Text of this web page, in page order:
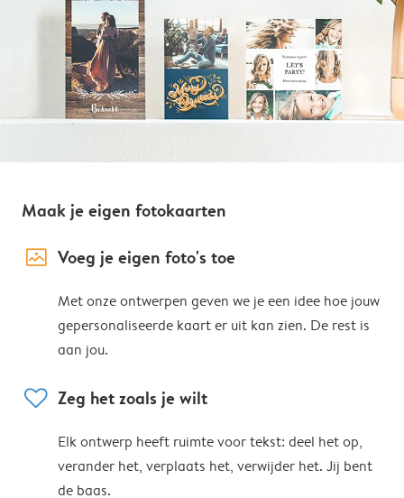
Maak je eigen fotokaarten
image_placeholder Voeg je eigen foto's toe
Met onze ontwerpen geven we je een idee hoe jouw
gepersonaliseerde kaart er uit kan zien. De rest is
aan jou.
heart Zeg het zoals je wilt
Elk ontwerp heeft ruimte voor tekst: deel het op,
verander het, verplaats het, verwijder het. Jij bent
de baas.